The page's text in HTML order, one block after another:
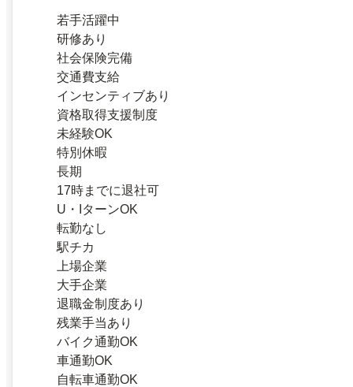
若手活躍中
研修あり
社会保険完備
交通費支給
インセンティブあり
資格取得支援制度
未経験OK
特別休暇
長期
17時までに退社可
U・IターンOK
転勤なし
駅チカ
上場企業
大手企業
退職金制度あり
残業手当あり
バイク通勤OK
車通勤OK
自転車通勤OK